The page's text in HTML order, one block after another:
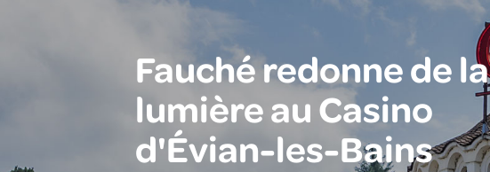
Fauché redonne de la
lumière au Casino
d'Évian-les-Bains